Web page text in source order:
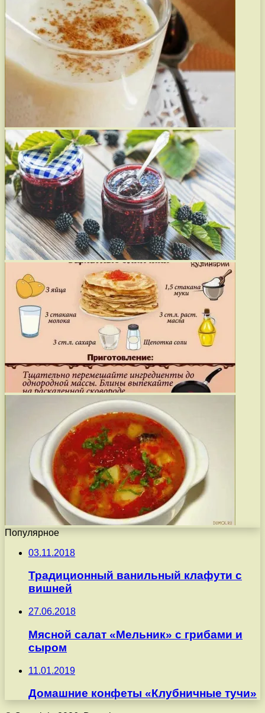
Популярное
03.11.2018
Традиционный ванильный клафути с
вишней
27.06.2018
Мясной салат «Мельник» с грибами и
сыром
11.01.2019
Домашние конфеты «Клубничные тучи»